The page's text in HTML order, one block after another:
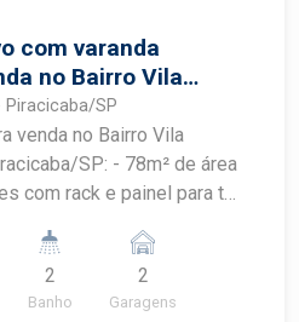
com varanda
no Bairro Vila
Piracicaba/SP
venda no Bairro Vila
SP: - 78m² de área
com rack e painel para tv;
dormitórios todos com
01 suíte; - 02 banheiros
- Varanda gourmet
2
Banho
2
Garagens